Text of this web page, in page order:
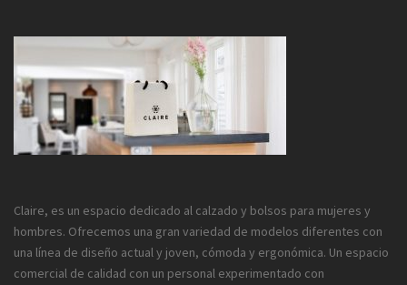
Claire, es un espacio dedicado al calzado y bolsos para mujeres y
hombres. Ofrecemos una gran variedad de modelos diferentes con
una línea de diseño actual y joven, cómoda y ergonómica. Un espacio
comercial de calidad con un personal experimentado con